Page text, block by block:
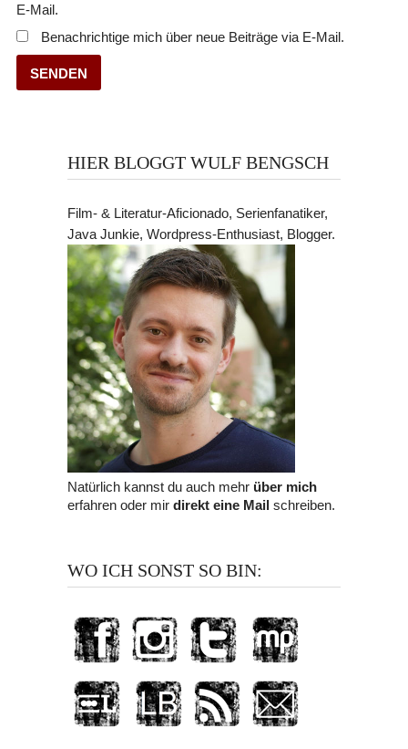
E-Mail.
Benachrichtige mich über neue Beiträge via E-Mail.
HIER BLOGGT WULF BENGSCH
Film- & Literatur-Aficionado, Serienfanatiker,
Java Junkie, Wordpress-Enthusiast, Blogger.
Natürlich kannst du auch mehr über mich
erfahren oder mir direkt eine Mailschreiben.
WO ICH SONST SO BIN: